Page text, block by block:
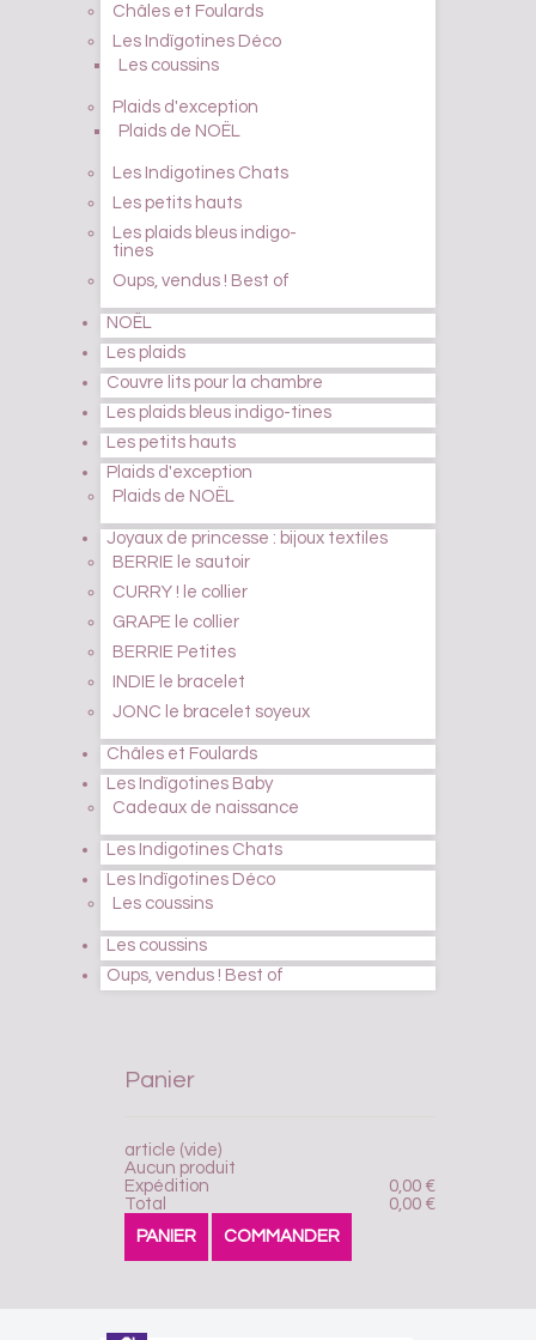
Châles et Foulards
Les Indïgotines Déco
Les coussins
Plaids d'exception
Plaids de NOËL
Les Indigotines Chats
Les petits hauts
Les plaids bleus indigo-
tines
Oups, vendus ! Best of
NOËL
Les plaids
Couvre lits pour la chambre
Les plaids bleus indigo-tines
Les petits hauts
Plaids d'exception
Plaids de NOËL
Joyaux de princesse : bijoux textiles
BERRIE le sautoir
CURRY ! le collier
GRAPE le collier
BERRIE Petites
INDIE le bracelet
JONC le bracelet soyeux
Châles et Foulards
Les Indïgotines Baby
Cadeaux de naissance
Les Indigotines Chats
Les Indïgotines Déco
Les coussins
Les coussins
Oups, vendus ! Best of
Panier
article (vide)
Aucun produit
0,00 €
Expédition
0,00 €
Total
PANIER
COMMANDER